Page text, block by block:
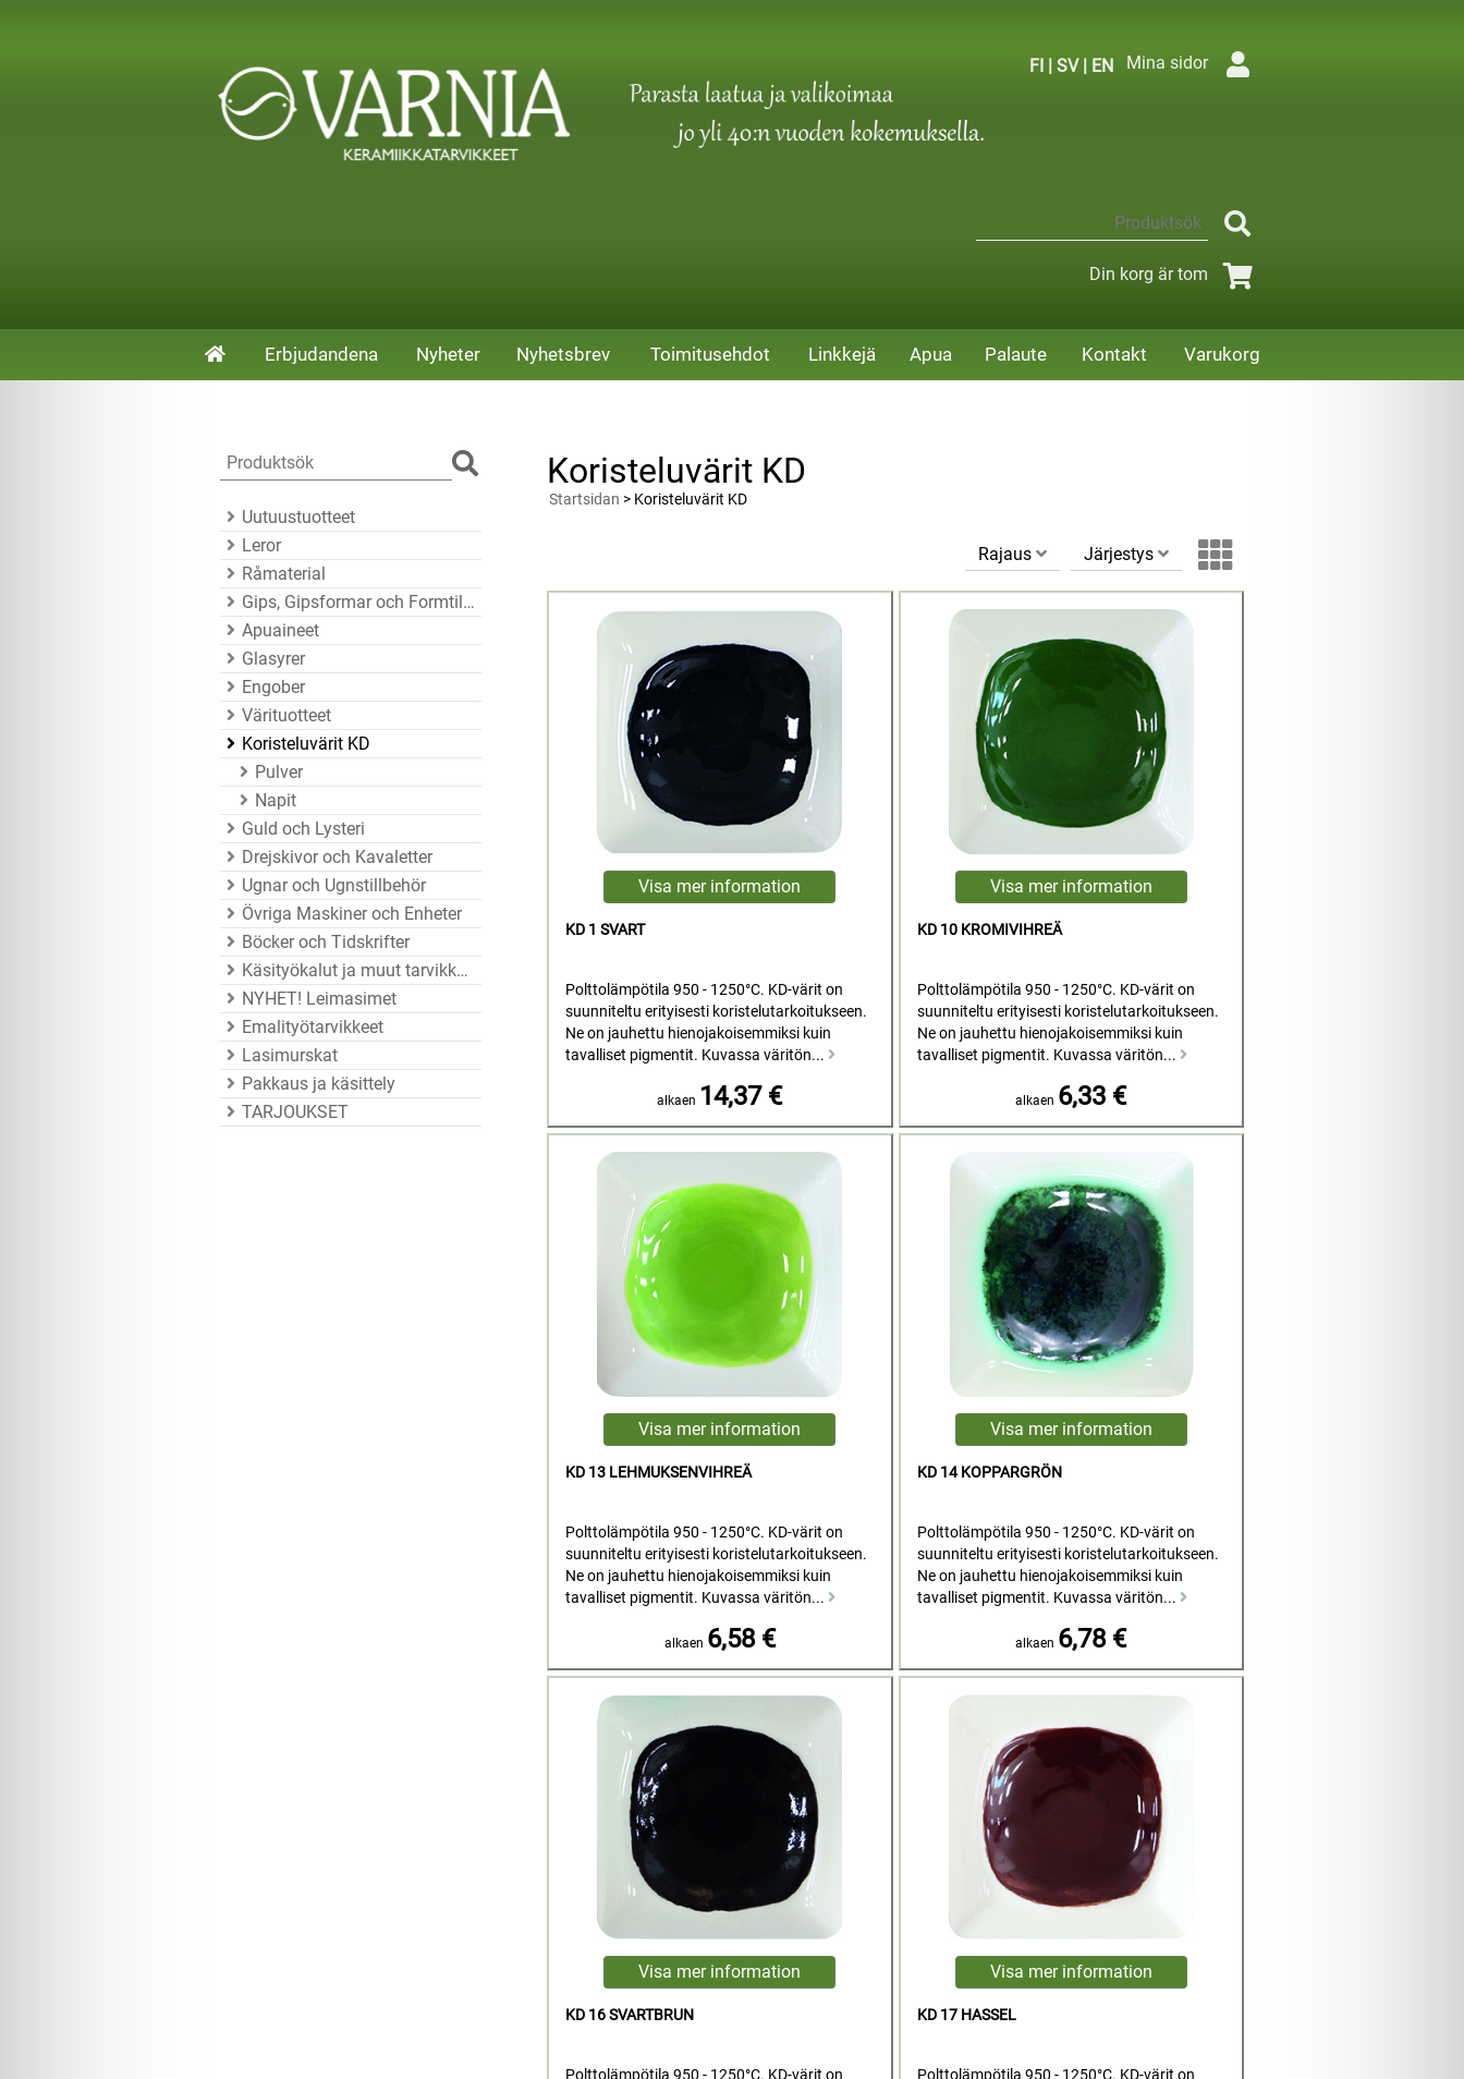
FI | SV| EN Mina sidor
Din korg är tom
Erbjudandena Nyheter Nyhetsbrev Toimitusehdot Linkkejä Apua Palaute Kontakt Varukorg
Uutuustuotteet
Leror
Råmaterial
Gips, Gipsformar och Formtillbehör
Apuaineet
Glasyrer
Engober
Värituotteet
Koristeluvärit KD
Pulver
Napit
Guld och Lysteri
Drejskivor och Kavaletter
Ugnar och Ugnstillbehör
Övriga Maskiner och Enheter
Böcker och Tidskrifter
Käsityökalut ja muut tarvikkeet
NYHET! Leimasimet
Emalityötarvikkeet
Lasimurskat
Pakkaus ja käsittely
TARJOUKSET
Koristeluvärit KD
Startsidan > Koristeluvärit KD
Rajaus Järjestys
KD 1 SVART
Polttolämpötila 950 - 1250°C. KD-värit on
suunniteltu erityisesti koristelutarkoitukseen.
Ne on jauhettu hienojakoisemmiksi kuin
tavalliset pigmentit. Kuvassa väritön...
alkaen 14,37 €
KD 10 KROMIVIHREÄ
Polttolämpötila 950 - 1250°C. KD-värit on
suunniteltu erityisesti koristelutarkoitukseen.
Ne on jauhettu hienojakoisemmiksi kuin
tavalliset pigmentit. Kuvassa väritön...
alkaen 6,33 €
KD 13 LEHMUKSENVIHREÄ
Polttolämpötila 950 - 1250°C. KD-värit on
suunniteltu erityisesti koristelutarkoitukseen.
Ne on jauhettu hienojakoisemmiksi kuin
tavalliset pigmentit. Kuvassa väritön...
alkaen 6,58 €
KD 14 KOPPARGRÖN
Polttolämpötila 950 - 1250°C. KD-värit on
suunniteltu erityisesti koristelutarkoitukseen.
Ne on jauhettu hienojakoisemmiksi kuin
tavalliset pigmentit. Kuvassa väritön...
alkaen 6,78 €
KD 16 SVARTBRUN KD 17 HASSEL